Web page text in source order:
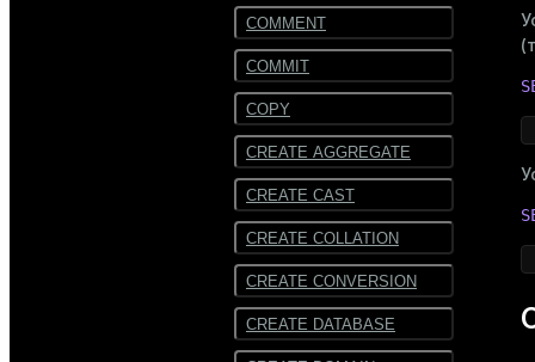
COMMENT
COMMIT
COPY
CREATE AGGREGATE
CREATE CAST
CREATE COLLATION
CREATE CONVERSION
CREATE DATABASE